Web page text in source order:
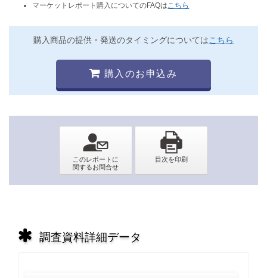
マーケットレポート購入についてのFAQは こちら
購入商品の提供・発送のタイミングについてはこちら
購入のお申込み
調査資料詳細データ